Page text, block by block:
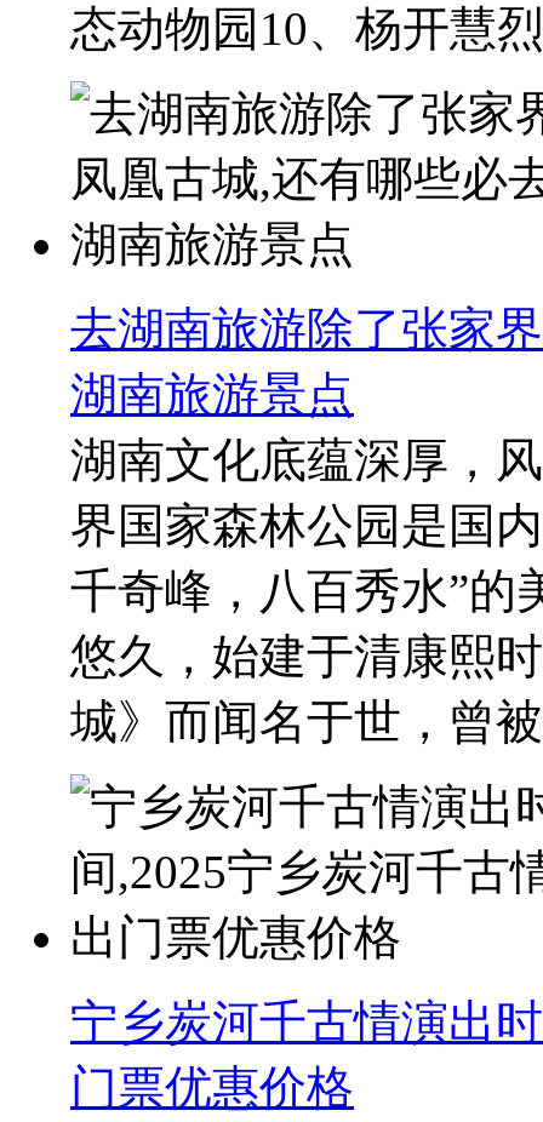
态动物园10、杨开慧
去湖南旅游除了张家
湖南旅游景点
湖南文化底蕴深厚，
界国家森林公园是国
千奇峰，八百秀水”的
悠久，始建于清康熙
城》而闻名于世，曾
宁乡炭河千古情演出
门票优惠价格